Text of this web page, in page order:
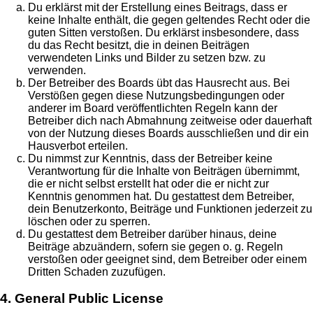
Du erklärst mit der Erstellung eines Beitrags, dass er
keine Inhalte enthält, die gegen geltendes Recht oder die
guten Sitten verstoßen. Du erklärst insbesondere, dass
du das Recht besitzt, die in deinen Beiträgen
verwendeten Links und Bilder zu setzen bzw. zu
verwenden.
Der Betreiber des Boards übt das Hausrecht aus. Bei
Verstößen gegen diese Nutzungsbedingungen oder
anderer im Board veröffentlichten Regeln kann der
Betreiber dich nach Abmahnung zeitweise oder dauerhaft
von der Nutzung dieses Boards ausschließen und dir ein
Hausverbot erteilen.
Du nimmst zur Kenntnis, dass der Betreiber keine
Verantwortung für die Inhalte von Beiträgen übernimmt,
die er nicht selbst erstellt hat oder die er nicht zur
Kenntnis genommen hat. Du gestattest dem Betreiber,
dein Benutzerkonto, Beiträge und Funktionen jederzeit zu
löschen oder zu sperren.
Du gestattest dem Betreiber darüber hinaus, deine
Beiträge abzuändern, sofern sie gegen o. g. Regeln
verstoßen oder geeignet sind, dem Betreiber oder einem
Dritten Schaden zuzufügen.
4. General Public License